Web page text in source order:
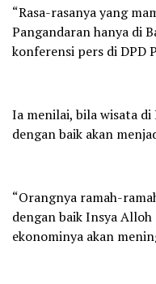
“Rasa-rasanya yang
Pangandaran hanya di
konferensi pers di DPD
Ia menilai, bila wisata
dengan baik akan
“Orangnya ramah-
dengan baik Insya
ekonominya akan